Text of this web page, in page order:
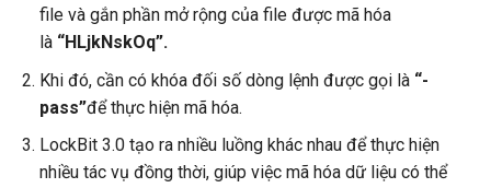
file và gắn phần mở rộng của file được mã hóa
là “HLjkNskOq”.
Khi đó, cần có khóa đối số dòng lệnh được gọi là “-
pass”để thực hiện mã hóa.
LockBit 3.0 tạo ra nhiều luồng khác nhau để thực hiện
nhiều tác vụ đồng thời, giúp việc mã hóa dữ liệu có thể